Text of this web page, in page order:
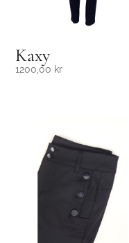
Kaxy
1200,00 kr